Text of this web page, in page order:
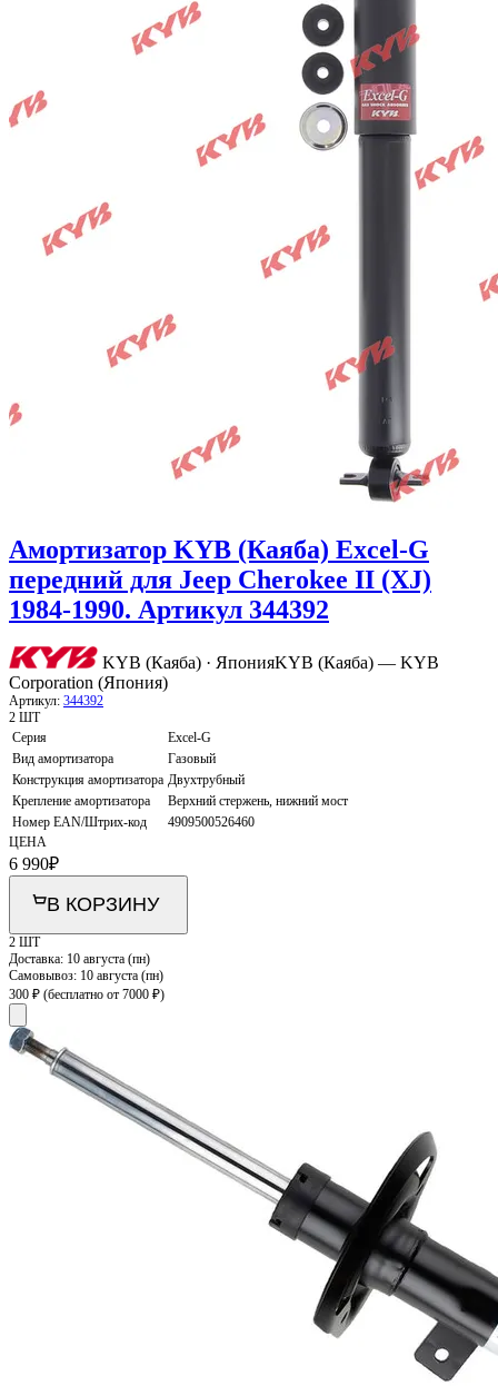
Амортизатор KYB (Каяба) Excel-G
передний для Jeep Cherokee II (XJ)
1984-1990. Артикул 344392
KYB (Каяба) · ЯпонияKYB (Каяба) — KYB
Corporation (Япония)
Артикул: 344392
2 ШТ
Серия
Excel-G
Вид амортизатора
Газовый
Конструкция амортизатора Двухтрубный
Крепление амортизатора
Верхний стержень, нижний мост
Номер EAN/Штрих-код
4909500526460
ЦЕНА
6 990₽
В КОРЗИНУ
2 ШТ
Доставка: 10 августа (пн)
Самовывоз: 10 августа (пн)
300 ₽ (бесплатно от 7000 ₽)